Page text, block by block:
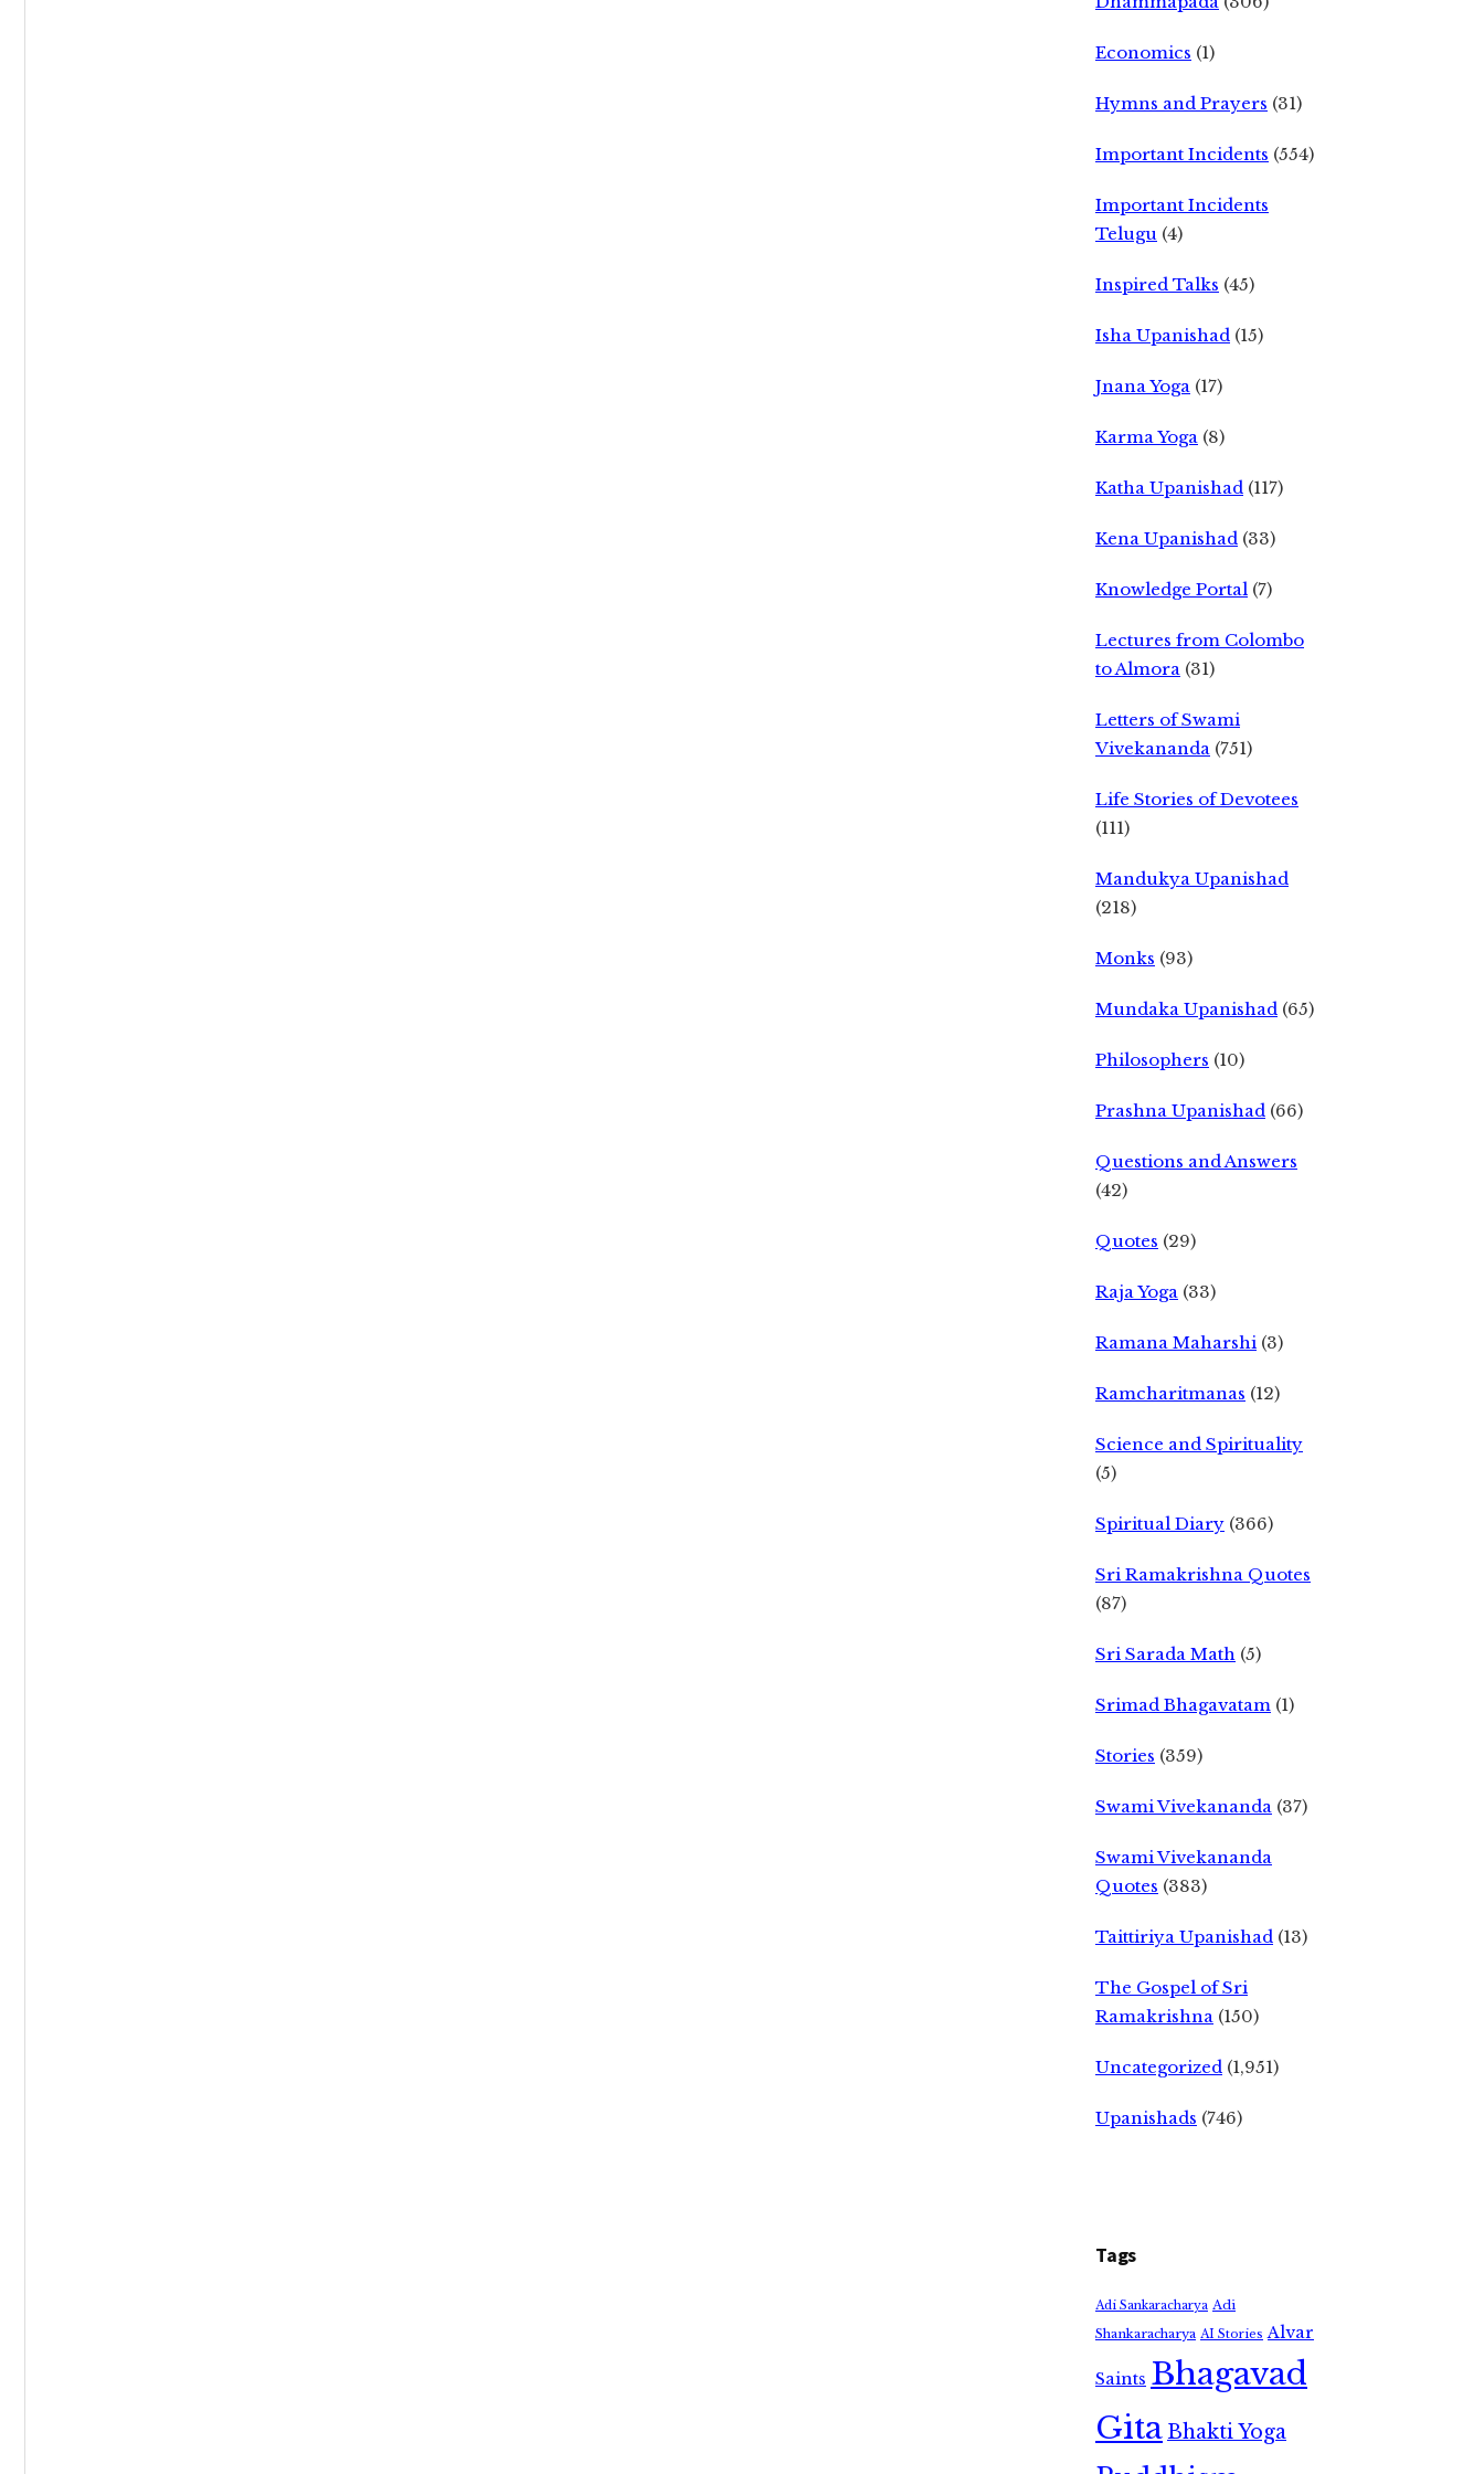
Economics (1)
Hymns and Prayers (31)
Important Incidents (554)
Important Incidents
Telugu (4)
Inspired Talks (45)
Isha Upanishad (15)
Jnana Yoga (17)
Karma Yoga (8)
Katha Upanishad (117)
Kena Upanishad (33)
Knowledge Portal (7)
Lectures from Colombo
to Almora (31)
Letters of Swami
Vivekananda (751)
Life Stories of Devotees
(111)
Mandukya Upanishad
(218)
Monks (93)
Mundaka Upanishad (65)
Philosophers (10)
Prashna Upanishad (66)
Questions and Answers
(42)
Quotes (29)
Raja Yoga (33)
Ramana Maharshi (3)
Ramcharitmanas (12)
Science and Spirituality
(5)
Spiritual Diary (366)
Sri Ramakrishna Quotes
(87)
Sri Sarada Math (5)
Srimad Bhagavatam (1)
Stories (359)
Swami Vivekananda (37)
Swami Vivekananda
Quotes (383)
Taittiriya Upanishad (13)
The Gospel of Sri
Ramakrishna (150)
Uncategorized (1,951)
Upanishads (746)
Tags
Adi Sankaracharya Adi
Shankaracharya AI Stories Alvar
Saints Bhagavad
GitaBhakti Yoga